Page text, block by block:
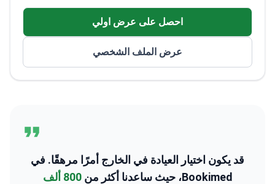
احصل على عرض اولي
عرض الملف الشخصي
قد يكون اختيار العيادة في الخارج أمرًا مرهقًا. في
Bookimed، حيث ساعدنا أكثر من
800 ألف